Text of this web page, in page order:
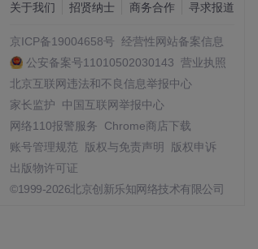
关于我们 招贤纳士 商务合作 寻求报道
京ICP备19004658号 经营性网站备案信息
公安备案号11010502030143 营业执照
北京互联网违法和不良信息举报中心
家长监护
中国互联网举报中心
网络110报警服务
Chrome商店下载
账号管理规范
版权与免责声明
版权申诉
出版物许可证
©1999-2026北京创新乐知网络技术有限公司